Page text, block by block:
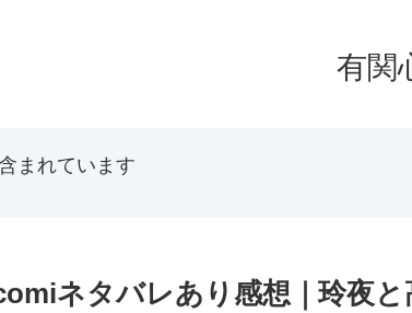
有関
まれています
ネタバレあり感想｜玲夜と